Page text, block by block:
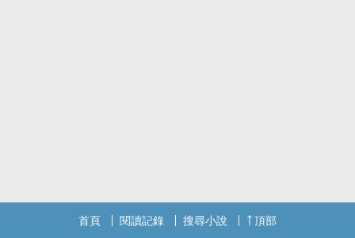
首頁 閱讀記錄 搜尋小說 頂部